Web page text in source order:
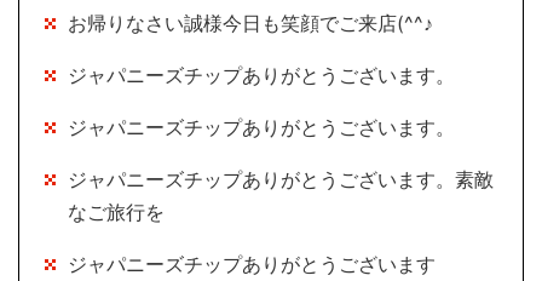
お帰りなさい誠様今日も笑顔でご来店(^^♪
ジャパニーズチップありがとうございます。
ジャパニーズチップありがとうございます。
ジャパニーズチップありがとうございます。素敵
なご旅行を
ジャパニーズチップありがとうございます